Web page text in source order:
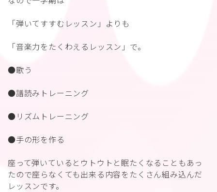
「弾いてすすむレッスン」よりも
「音楽力をたくわえるレッスン」で。
●歌う
●譜読みトレーニング
●リズムトレーニング
●手の形を作る
座って弾いているとウトウトと眠たくなることもあっ
たので座らなくても出来る内容をたくさん組み込んだ
レッスンです。